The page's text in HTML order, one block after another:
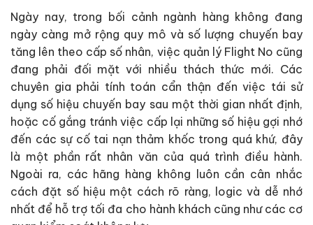
Ngày nay, trong bối cảnh ngành hàng không đang
ngày càng mở rộng quy mô và số lượng chuyến bay
tăng lên theo cấp số nhân, việc quản lý Flight No cũng
đang phải đối mặt với nhiều thách thức mới. Các
chuyên gia phải tính toán cẩn thận đến việc tái sử
dụng số hiệu chuyến bay sau một thời gian nhất định,
hoặc cố gắng tránh việc cấp lại những số hiệu gợi nhớ
đến các sự cố tai nạn thảm khốc trong quá khứ, đây
là một phần rất nhân văn của quá trình điều hành.
Ngoài ra, các hãng hàng không luôn cần cân nhắc
cách đặt số hiệu một cách rõ ràng, logic và dễ nhớ
nhất để hỗ trợ tối đa cho hành khách cũng như các cơ